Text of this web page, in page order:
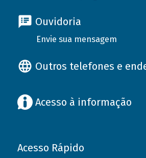
Ouvidoria
Envie sua mensagem
Outros telefones e
Acesso à informação
Acesso Rápido